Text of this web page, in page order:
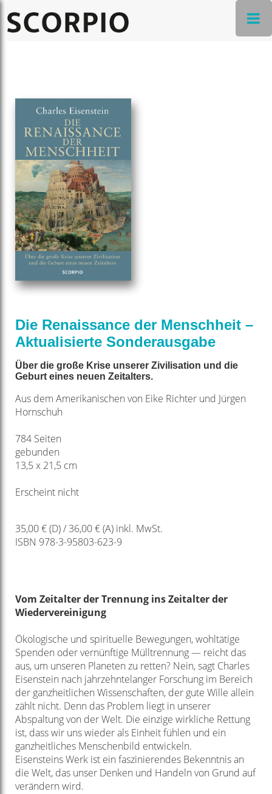
Die Renaissance der Menschheit –
Aktualisierte Sonderausgabe
Über die große Krise unserer Zivilisation und die
Geburt eines neuen Zeitalters.
Aus dem Amerikanischen von Eike Richter und Jürgen
Hornschuh
784 Seiten
gebunden
13,5 x 21,5 cm
Erscheint nicht
35,00 € (D) / 36,00 € (A) inkl. MwSt.
ISBN 978-3-95803-623-9
Vom Zeitalter der Trennung ins Zeitalter der
Wiedervereinigung
Ökologische und spirituelle Bewegungen, wohltätige
Spenden oder vernünftige Mülltrennung — reicht das
aus, um unseren Planeten zu retten? Nein, sagt Charles
Eisenstein nach jahrzehntelanger Forschung im Bereich
der ganzheitlichen Wissenschaften, der gute Wille allein
zählt nicht. Denn das Problem liegt in unserer
Abspaltung von der Welt. Die einzige wirkliche Rettung
ist, dass wir uns wieder als Einheit fühlen und ein
ganzheitliches Menschenbild entwickeln.
Eisensteins Werk ist ein faszinierendes Bekenntnis an
die Welt, das unser Denken und Handeln von Grund auf
verändern wird.